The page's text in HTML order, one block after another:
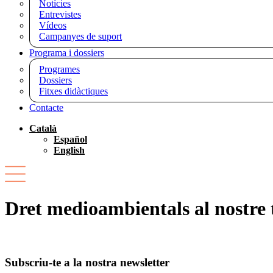
Notícies
Entrevistes
Vídeos
Campanyes de suport
Programa i dossiers
Programes
Dossiers
Fitxes didàctiques
Contacte
Català
Español
English
Dret medioambientals al
Subscriu-te a la nostra newsletter